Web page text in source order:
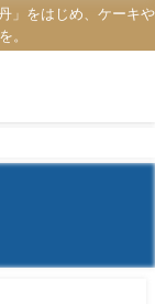
」をはじめ、ケーキや
。